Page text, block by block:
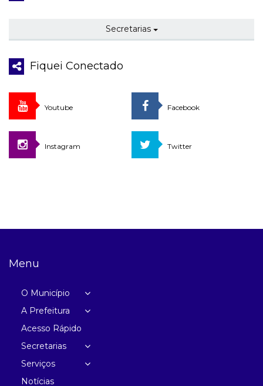
Secretarias
Fiquei Conectado
Youtube Facebook
Instagram Twitter
Menu
O Município
A Prefeitura
Acesso Rápido
Secretarias
Serviços
Notícias